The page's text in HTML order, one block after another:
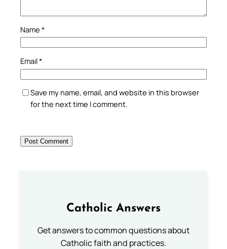
Name *
Email*
Save my name, email, and website in this browser
for the next time I comment.
Catholic Answers
Get answers to common questions about
Catholic faith and practices.